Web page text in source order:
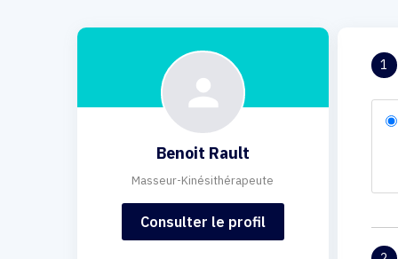
Benoit Rault
Masseur-Kinésithérapeute
Consulter le profil
1